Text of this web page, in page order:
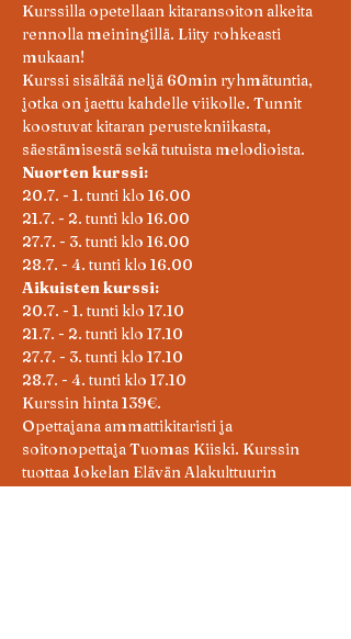
Kurssilla opetellaan kitaransoiton alkeita
rennolla meiningillä. Liity rohkeasti
mukaan!
Kurssi sisältää neljä 60min ryhmätuntia,
jotka on jaettu kahdelle viikolle. Tunnit
koostuvat kitaran perustekniikasta,
säestämisestä sekä tutuista melodioista.
Nuorten kurssi:
20.7. - 1. tunti klo 16.00
21.7. - 2. tunti klo 16.00
27.7. - 3. tunti klo 16.00
28.7. - 4. tunti klo 16.00
Aikuisten kurssi:
20.7. - 1. tunti klo 17.10
21.7. - 2. tunti klo 17.10
27.7. - 3. tunti klo 17.10
28.7. - 4. tunti klo 17.10
Kurssin hinta 139€.
Opettajana ammattikitaristi ja
soitonopettaja Tuomas Kiiski. Kurssin
tuottaa Jokelan Elävän Alakulttuurin